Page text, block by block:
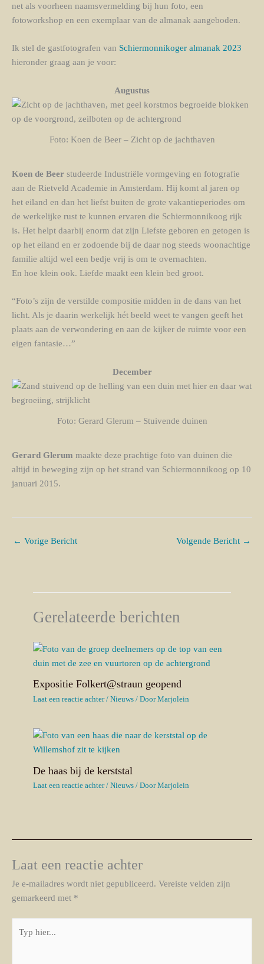
net als voorheen naamsvermelding bij hun foto, een
fotoworkshop en een exemplaar van de almanak aangeboden.
Ik stel de gastfotografen van Schiermonnikoger almanak 2023
hieronder graag aan je voor:
Augustus
Foto: Koen de Beer – Zicht op de jachthaven
Koen de Beer studeerde Industriële vormgeving en fotografie
aan de Rietveld Academie in Amsterdam. Hij komt al jaren op
het eiland en dan het liefst buiten de grote vakantieperiodes om
de werkelijke rust te kunnen ervaren die Schiermonnikoog rijk
is. Het helpt daarbij enorm dat zijn Liefste geboren en getogen is
op het eiland en er zodoende bij de daar nog steeds woonachtige
familie altijd wel een bedje vrij is om te overnachten.
En hoe klein ook. Liefde maakt een klein bed groot.
“Foto’s zijn de verstilde compositie midden in de dans van het
licht. Als je daarin werkelijk hét beeld weet te vangen geeft het
plaats aan de verwondering en aan de kijker de ruimte voor een
eigen fantasie…”
December
Foto: Gerard Glerum – Stuivende duinen
Gerard Glerum maakte deze prachtige foto van duinen die
altijd in beweging zijn op het strand van Schiermonnikoog op 10
januari 2015.
← Vorige Bericht Volgende Bericht →
Gerelateerde berichten
Expositie Folkert@straun geopend
Laat een reactie achter /Nieuws / DoorMarjolein
De haas bij de kerststal
Laat een reactie achter /Nieuws / DoorMarjolein
Laat een reactie achter
Je e-mailadres wordt niet gepubliceerd. Vereiste velden zijn
gemarkeerd met *
hier...